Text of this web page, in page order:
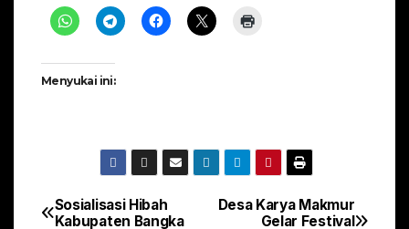
Menyukai ini:
Navigasi
Desa Karya Makmur
Gelar Festival
Sosialisasi Hibah
Kabupaten Bangka